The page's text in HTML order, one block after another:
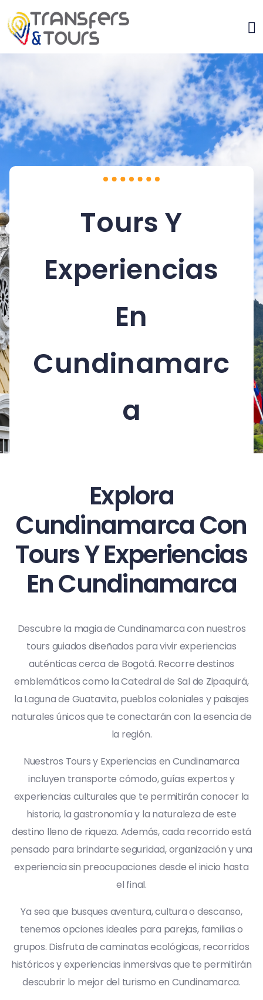
Tours Y
Experiencias
En
Cundinamarc
A
Explora
Cundinamarca Con
Tours Y Experiencias
En Cundinamarca
Descubre la magia de Cundinamarca con nuestros
tours guiados diseñados para vivir experiencias
auténticas cerca de Bogotá. Recorre destinos
emblemáticos como la Catedral de Sal de Zipaquirá,
la Laguna de Guatavita, pueblos coloniales y paisajes
naturales únicos que te conectarán con la esencia de
la región.
Nuestros Tours y Experiencias en Cundinamarca
incluyen transporte cómodo, guías expertos y
experiencias culturales que te permitirán conocer la
historia, la gastronomía y la naturaleza de este
destino lleno de riqueza. Además, cada recorrido está
pensado para brindarte seguridad, organización y una
experiencia sin preocupaciones desde el inicio hasta
el final.
Ya sea que busques aventura, cultura o descanso,
tenemos opciones ideales para parejas, familias o
grupos. Disfruta de caminatas ecológicas, recorridos
históricos y experiencias inmersivas que te permitirán
descubrir lo mejor del turismo en Cundinamarca.